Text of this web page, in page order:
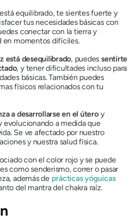
equilibrado, te sientes fuerte y
tus necesidades básicas con
conectar con la tierra y
en momentos difíciles.
está desequilibrado, puedessentirte
, y tener dificultades incluso para
básicas. También puedes
físicos relacionados con tu
a desarrollarse en el úteroy
a medida que
Se ve afectado por nuestro
y nuestra salud física.
con el color rojo y se puede
como senderismo, correr o pasar
además de prácticas yóguicas
del mantra del chakra raíz.